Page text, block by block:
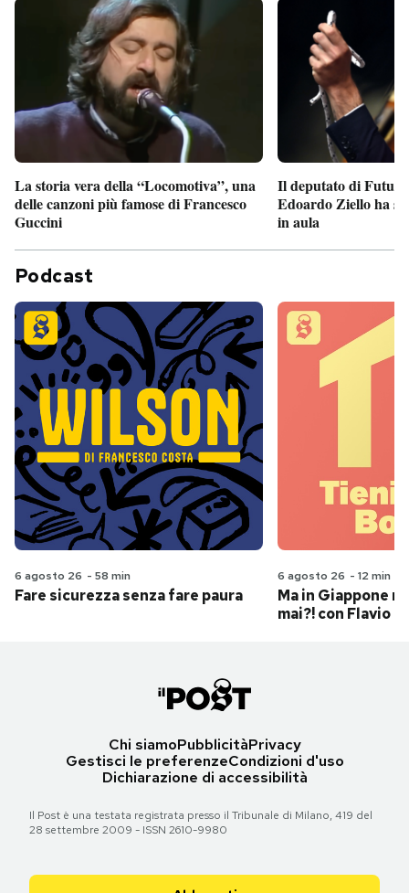
La storia vera della “Locomotiva”, una
delle canzoni più famose di Francesco
Guccini
Il deputato di
Edoardo Ziello ha
in aula
Podcast
6 agosto 26 - 58 min
Fare sicurezza senza fare paura
6 agosto 26 - 12 min
Ma in Giappone
mai?! con Flavio
Chi siamoPubblicitàPrivacy
Gestisci le preferenzeCondizioni d'uso
Dichiarazione di accessibilità
Il Post è una testata registrata presso il Tribunale di Milano, 419 del
28 settembre 2009 - ISSN 2610-9980